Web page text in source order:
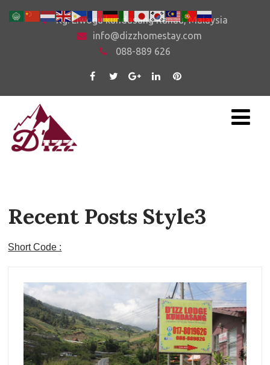
Kg. Liwogu kundasang Ranau, Malaysia
info@dizzhomestay.com
088-889 626
Recent Posts Style3
Short Code :